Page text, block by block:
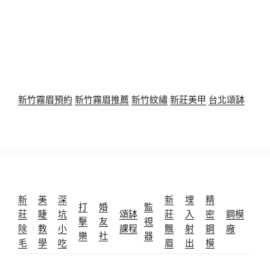
新竹霧眉預約 新竹霧眉推薦 新竹紋繡新莊美甲 台北頌缽
新
莊
除
毛
美
睫
教
學
深
坑
小
吃
打
擊
樂
婚
友
社
頌缽
課程
監
視
器
新
莊
飄
眉
埋
入
射
出
精
密
鋼
模
鋼模
廠